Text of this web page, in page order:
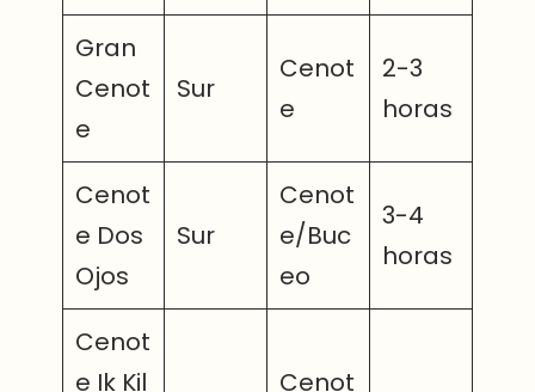
Gran
Cenot
e
Sur
Cenot
e
2-3
horas
Cenot
e Dos
Ojos
Sur
Cenot
e/Buc
eo
3-4
horas
Cenot
e Ik Kil
Cenot